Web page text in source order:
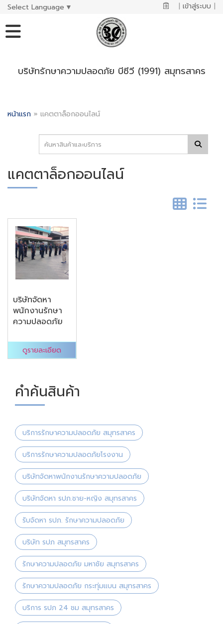
Select Language ▼ | เข้าสู่ระบบ |
บริษัทรักษาความปลอดภัย บีซีวี (1991) สมุทรสาคร
หน้าแรก » แคตตาล็อกออนไลน์
แคตตาล็อกออนไลน์
บริษัทจัดหา
พนักงานรักษา
ความปลอดภัย
ดูรายละเอียด
คำค้นสินค้า
บริการรักษาความปลอดภัย สมุทรสาคร
บริการรักษาความปลอดภัยโรงงาน
บริษัทจัดหาพนักงานรักษาความปลอดภัย
บริษัทจัดหา รปภ.ชาย-หญิง สมุทรสาคร
รับจัดหา รปภ. รักษาความปลอดภัย
บริษัท รปภ สมุทรสาคร
รักษาความปลอดภัย มหาชัย สมุทรสาคร
รักษาความปลอดภัย กระทุ่มแบน สมุทรสาคร
บริการ รปภ 24 ชม สมุทรสาคร